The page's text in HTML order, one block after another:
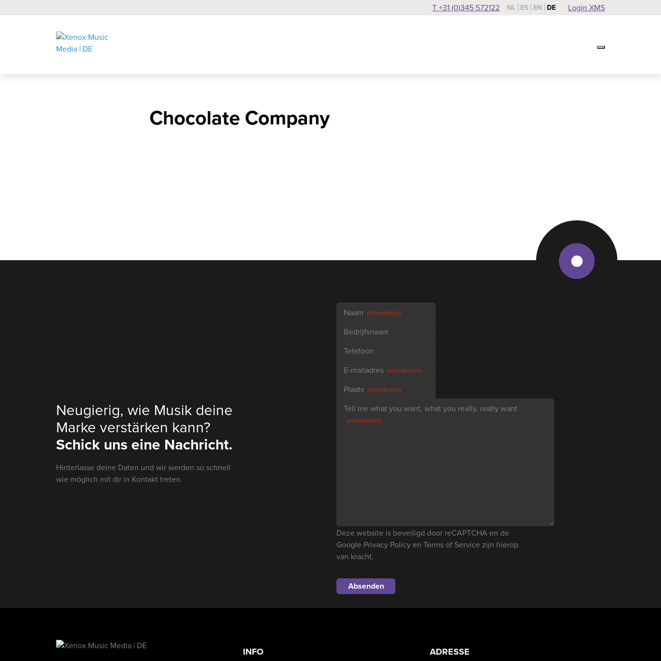
T +31 (0)345 572122 NL ES EN DE Login XMS
Chocolate Company
Neugierig, wie Musik deine
Marke verstärken kann?
Schick uns eine Nachricht.
Hinterlasse deine Daten und wir werden so schnell
wie möglich mit dir in Kontakt treten.
Naam (erforderlich)
Bedrijfsnaam
Telefoon
E-mailadres (erforderlich)
Plaats (erforderlich)
Tell me what you want, what you really, really want
(erforderlich)
Deze website is beveiligd door reCAPTCHA en de
Google Privacy Policy en Terms of Service zijn hierop
van kracht.
INFO ADRESSE